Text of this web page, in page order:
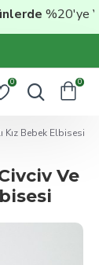
%20'ye
0 0
Kız Bebek Elbisesi
Ve